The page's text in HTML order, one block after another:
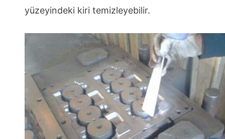
yüzeyindeki kiri temizleyebilir.